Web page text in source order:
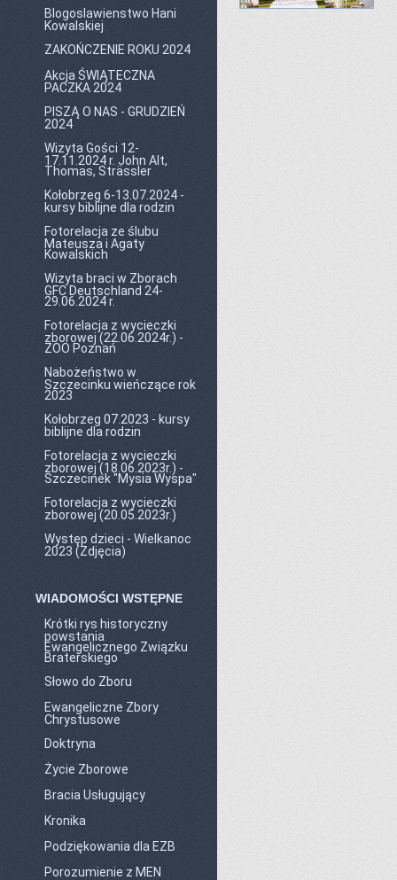
Blogoslawienstwo Hani
Kowalskiej
ZAKOŃCZENIE ROKU 2024
Akcja ŚWIĄTECZNA
PACZKA 2024
PISZĄ O NAS - GRUDZIEŃ
2024
Wizyta Gości 12-
17.11.2024 r. John Alt,
Thomas, Strässler
Kołobrzeg 6-13.07.2024 -
kursy biblijne dla rodzin
Fotorelacja ze ślubu
Mateusza i Agaty
Kowalskich
Wizyta braci w Zborach
GFC Deutschland 24-
29.06.2024 r.
Fotorelacja z wycieczki
zborowej (22.06.2024r.) -
ZOO Poznań
Nabożeństwo w
Szczecinku wieńczące rok
2023
Kołobrzeg 07.2023 - kursy
biblijne dla rodzin
Fotorelacja z wycieczki
zborowej (18.06.2023r.) -
Szczecinek "Mysia Wyspa"
Fotorelacja z wycieczki
zborowej (20.05.2023r.)
Występ dzieci - Wielkanoc
2023 (Zdjęcia)
WIADOMOŚCI WSTĘPNE
Krótki rys historyczny
powstania
Ewangelicznego Związku
Braterskiego
Słowo do Zboru
Ewangeliczne Zbory
Chrystusowe
Doktryna
Życie Zborowe
Bracia Usługujący
Kronika
Podziękowania dla EZB
Porozumienie z MEN